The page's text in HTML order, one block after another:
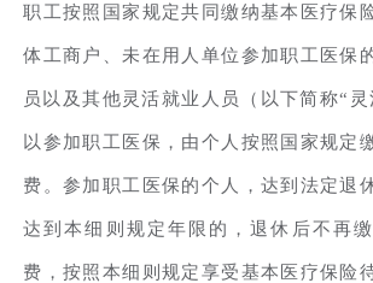
职工按照国家规定共同缴纳基本医疗保
体工商户、未在用人单位参加职工医保
员以及其他灵活就业人员（以下简称“
以参加职工医保，由个人按照国家规定
费。参加职工医保的个人，达到法定退
达到本细则规定年限的，退休后不再
费，按照本细则规定享受基本医疗保险